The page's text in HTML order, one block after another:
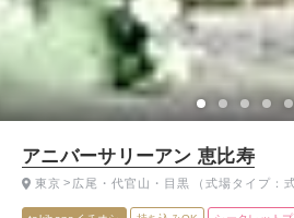
アニバーサリーアン 恵比寿
東京 広尾・代官山・目黒 （式場タイプ：